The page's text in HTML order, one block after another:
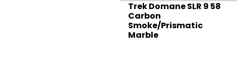
Trek Domane SLR 9 58
Carbon
Smoke/Prismatic
Marble